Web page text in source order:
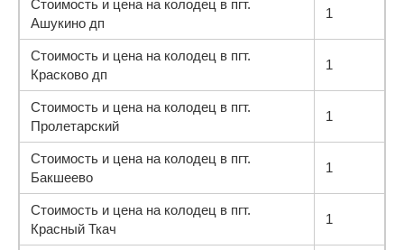
Стоимость и цена на колодец в пгт.
Ашукино дп
1
Стоимость и цена на колодец в пгт.
Красково дп
1
Стоимость и цена на колодец в пгт.
Пролетарский
1
Стоимость и цена на колодец в пгт.
Бакшеево
1
Стоимость и цена на колодец в пгт.
Красный Ткач
1